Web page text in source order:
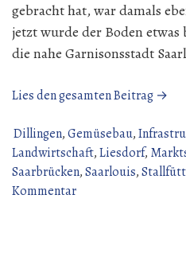
gebracht hat, war damals
jetzt wurde der Boden
die nahe Garnisonsstadt
Lies den gesamten Beitrag →
der
Dillingen,Gemüsebau,
Landwirtschaft,Liesdorf,
Saarbrücken,Saarlouis,
Kommentarzu